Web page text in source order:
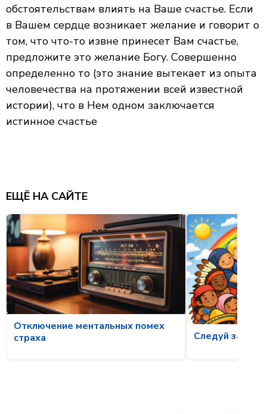
обстоятельствам влиять на Ваше счастье. Если
в Вашем сердце возникает желание и говорит о
том, что что-то извне принесет Вам счастье,
предложите это желание Богу. Совершенно
определенно то (это знание вытекает из опыта
человечества на протяжении всей известной
истории), что в Нем одном заключается
истинное счастье
ЕЩЁ НА САЙТЕ
Отключение ментальных помех
страха
Следуй за